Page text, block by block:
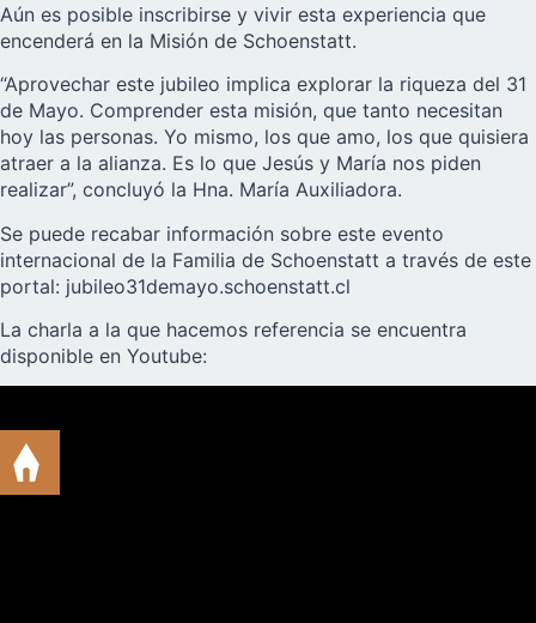
Aún es posible inscribirse y vivir esta experiencia que
encenderá en la Misión de Schoenstatt.
“Aprovechar este jubileo implica explorar la riqueza del 31
de Mayo. Comprender esta misión, que tanto necesitan
hoy las personas. Yo mismo, los que amo, los que quisiera
atraer a la alianza. Es lo que Jesús y María nos piden
realizar”, concluyó la Hna. María Auxiliadora.
Se puede recabar información sobre este evento
internacional de la Familia de Schoenstatt a través de este
portal: jubileo31demayo.schoenstatt.cl
La charla a la que hacemos referencia se encuentra
disponible en Youtube: